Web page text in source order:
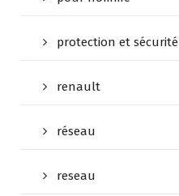
protection et sécurité
renault
réseau
reseau